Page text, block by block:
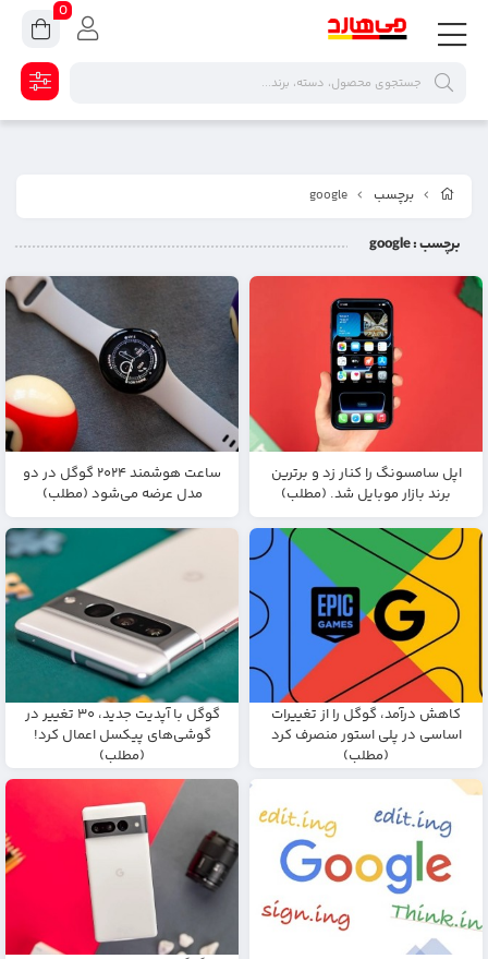
برچسب google
برچسب: google
اپل سامسونگ را کنار زد و برترین
برند بازار موبایل شد. (مطلب)
ساعت هوشمند ۲۰۲۴ گوگل در دو
مدل عرضه می‌شود (مطلب)
کاهش درآمد، گوگل را از تغییرات
اساسی در پلی‌ استور منصرف کرد
(مطلب)
گوگل با آپدیت جدید، ۳۰ تغییر در
گوشی‌های پیکسل اعمال کرد!
(مطلب)
0